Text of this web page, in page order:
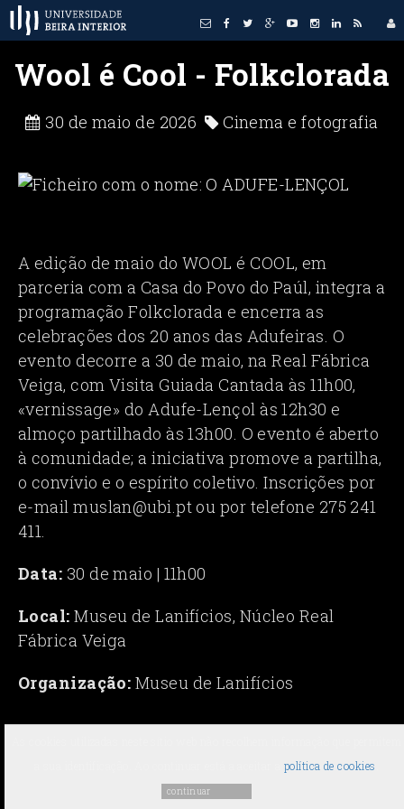
Wool é Cool - Folkclorada
30 de maio de 2026 Cinema e fotografia
A edição de maio do WOOL é COOL, em
parceria com a Casa do Povo do Paúl, integra a
programação Folkclorada e encerra as
celebrações dos 20 anos das Adufeiras. O
evento decorre a 30 de maio, na Real Fábrica
Veiga, com Visita Guiada Cantada às 11h00,
«vernissage» do Adufe-Lençol às 12h30 e
almoço partilhado às 13h00. O evento é aberto
à comunidade; a iniciativa promove a partilha,
o convívio e o espírito coletivo. Inscrições por
e-mail muslan@ubi.pt ou por telefone 275 241
411.
Data: 30 de maio | 11h00
Local: Museu de Lanifícios, Núcleo Real
Fábrica Veiga
Organização: Museu de Lanifícios
política de cookies